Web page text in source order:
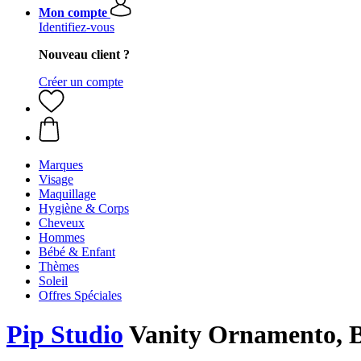
Mon compte
Identifiez-vous
Nouveau client ?
Créer un compte
Marques
Visage
Maquillage
Hygiène & Corps
Cheveux
Hommes
Bébé & Enfant
Thèmes
Soleil
Offres Spéciales
Pip Studio Vanity Ornamento,